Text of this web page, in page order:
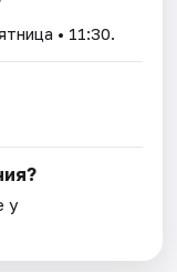
• 11:30.
у